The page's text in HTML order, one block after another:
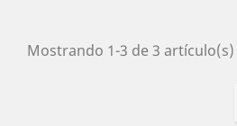
Mostrando 1-3 de 3 artículo(s)